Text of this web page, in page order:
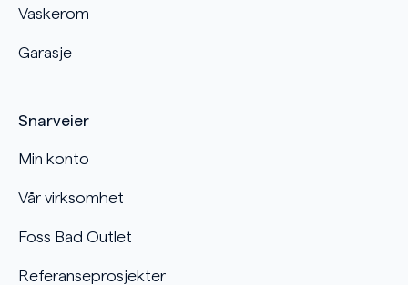
Vaskerom
Garasje
Snarveier
Min konto
Vår virksomhet
Foss Bad Outlet
Referanseprosjekter